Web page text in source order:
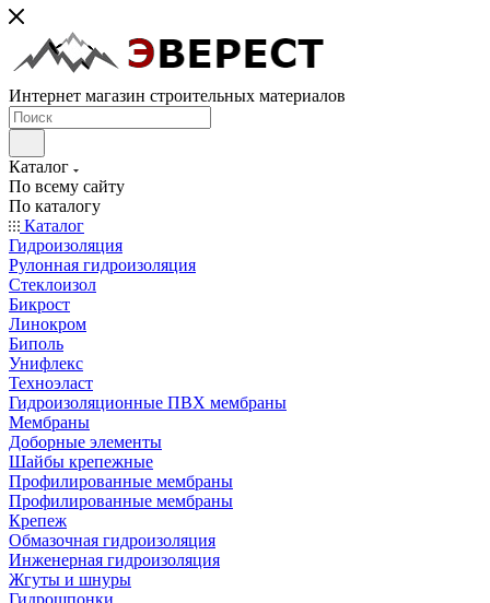
Интернет магазин строительных материалов
Каталог
По всему сайту
По каталогу
Каталог
Гидроизоляция
Рулонная гидроизоляция
Стеклоизол
Бикрост
Линокром
Биполь
Унифлекс
Техноэласт
Гидроизоляционные ПВХ мембраны
Мембраны
Доборные элементы
Шайбы крепежные
Профилированные мембраны
Профилированные мембраны
Крепеж
Обмазочная гидроизоляция
Инженерная гидроизоляция
Жгуты и шнуры
Гидрошпонки